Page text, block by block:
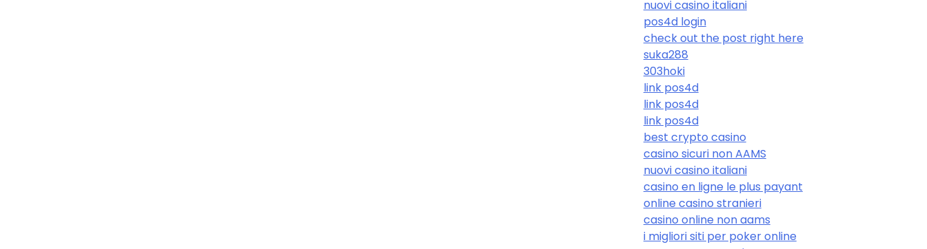
nuovi casino italiani
pos4d login
check out the post right here
suka288
303hoki
link pos4d
link pos4d
link pos4d
best crypto casino
casino sicuri non AAMS
nuovi casino italiani
casino en ligne le plus payant
online casino stranieri
casino online non aams
i migliori siti per poker online